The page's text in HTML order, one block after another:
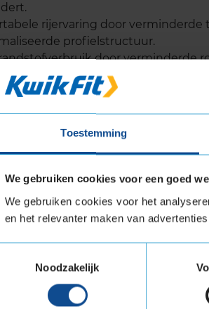
Toestemming
We gebruiken cookies voor een goed
We gebruiken cookies voor het
en het relevanter maken van
Noodzakelijk
rijervaring door
profielstructuur.
door verminderde
brandstofefficiëntie.
voor licht offroad gebruik, ideaal
wegen rijden.
van de zijwanden voor
tegen beschadigingen.
CROSSCONTACT LX
CROSSCONTACT LX SPORT is
het robuuste ontwerp en
langere levensduur, zelfs bij
Onafhankelijke tests, zoals die
scoort op slijtvastheid,